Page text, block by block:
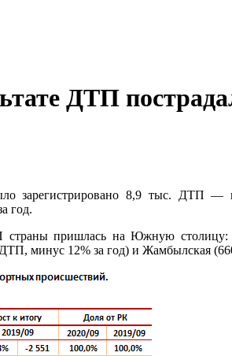
ДТП
зарегистрировано 8,9 тыс. ДТП
год.
страны пришлась на Южную
минус 12% за год) и Жамбылская